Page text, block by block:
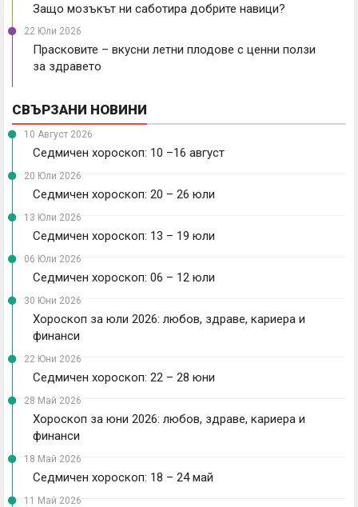
Защо мозъкът ни саботира добрите навици?
22 Юли 2026
Прасковите – вкусни летни плодове с ценни ползи
за здравето
СВЪРЗАНИ НОВИНИ
10 Август 2026
Седмичен хороскоп: 10 –16 август
20 Юли 2026
Седмичен хороскоп: 20 – 26 юли
13 Юли 2026
Седмичен хороскоп: 13 – 19 юли
06 Юли 2026
Седмичен хороскоп: 06 – 12 юли
30 Юни 2026
Хороскоп за юли 2026: любов, здраве, кариера и
финанси
22 Юни 2026
Седмичен хороскоп: 22 – 28 юни
28 Май 2026
Хороскоп за юни 2026: любов, здраве, кариера и
финанси
18 Май 2026
Седмичен хороскоп: 18 – 24 май
11 Май 2026